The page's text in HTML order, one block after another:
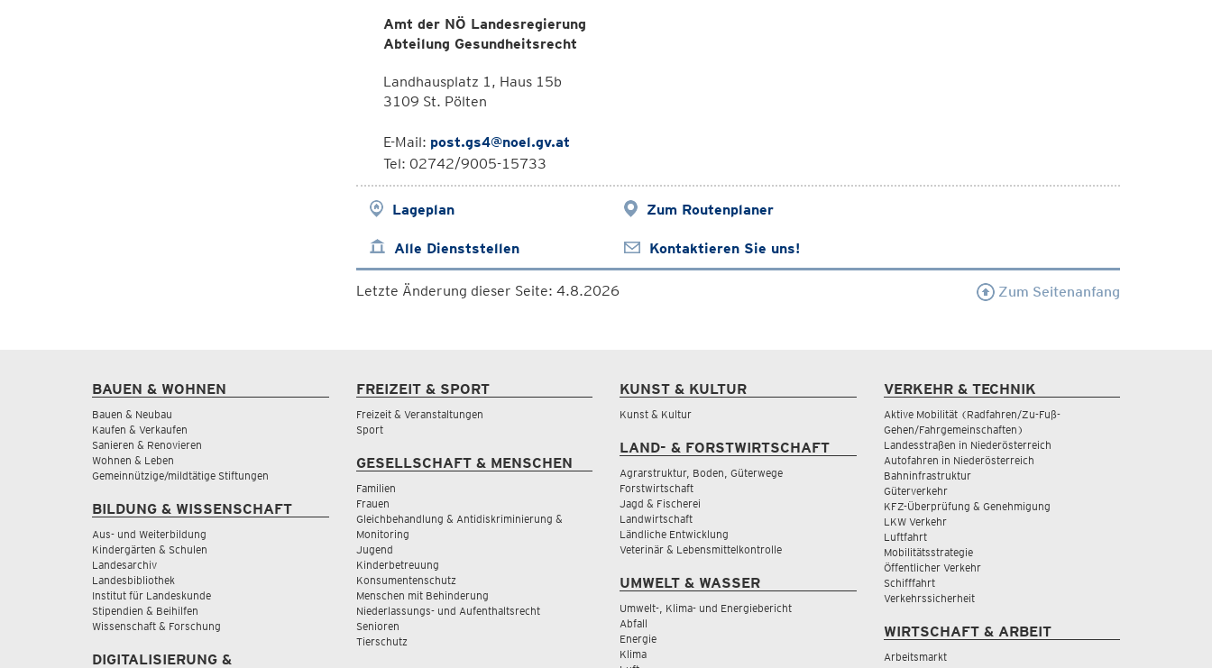
Amt der NÖ Landesregierung
Abteilung Gesundheitsrecht
Landhausplatz 1, Haus 15b
3109 St. Pölten
E-Mail: post.gs4@noel.gv.at
Tel: 02742/9005-15733
Lageplan Zum Routenplaner
Alle Dienststellen Kontaktieren Sie uns!
Letzte Änderung dieser Seite: 4.8.2026 Zum Seitenanfang
BAUEN & WOHNEN
Bauen & Neubau
Kaufen & Verkaufen
Sanieren & Renovieren
Wohnen & Leben
Gemeinnützige/mildtätige Stiftungen
BILDUNG & WISSENSCHAFT
Aus- und Weiterbildung
Kindergärten & Schulen
Landesarchiv
Landesbibliothek
Institut für Landeskunde
Stipendien & Beihilfen
Wissenschaft & Forschung
DIGITALISIERUNG &
FREIZEIT & SPORT
Freizeit & Veranstaltungen
Sport
GESELLSCHAFT & MENSCHEN
Familien
Frauen
Gleichbehandlung & Antidiskriminierung &
Monitoring
Jugend
Kinderbetreuung
Konsumentenschutz
Menschen mit Behinderung
Niederlassungs- und Aufenthaltsrecht
Senioren
Tierschutz
KUNST & KULTUR
Kunst & Kultur
LAND- & FORSTWIRTSCHAFT
Agrarstruktur, Boden, Güterwege
Forstwirtschaft
Jagd & Fischerei
Landwirtschaft
Ländliche Entwicklung
Veterinär & Lebensmittelkontrolle
UMWELT & WASSER
Umwelt-, Klima- und Energiebericht
Abfall
Energie
Klima
VERKEHR & TECHNIK
Aktive Mobilität (Radfahren/Zu-Fuß-
Gehen/Fahrgemeinschaften)
Landesstraßen in Niederösterreich
Autofahren in Niederösterreich
Bahninfrastruktur
Güterverkehr
KFZ-Überprüfung & Genehmigung
LKW Verkehr
Luftfahrt
Mobilitätsstrategie
Öffentlicher Verkehr
Schifffahrt
Verkehrssicherheit
WIRTSCHAFT & ARBEIT
Arbeitsmarkt